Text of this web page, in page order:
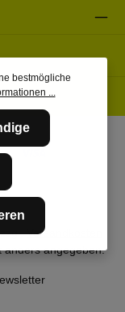
zzgl.Versandkosten
anders angegeben.
bestmögliche
...